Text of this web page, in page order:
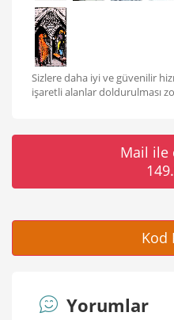
Sizlere daha iyi ve güvenilir
işaretli alanlar doldurulması
Mail ile
Kod
Yorumlar